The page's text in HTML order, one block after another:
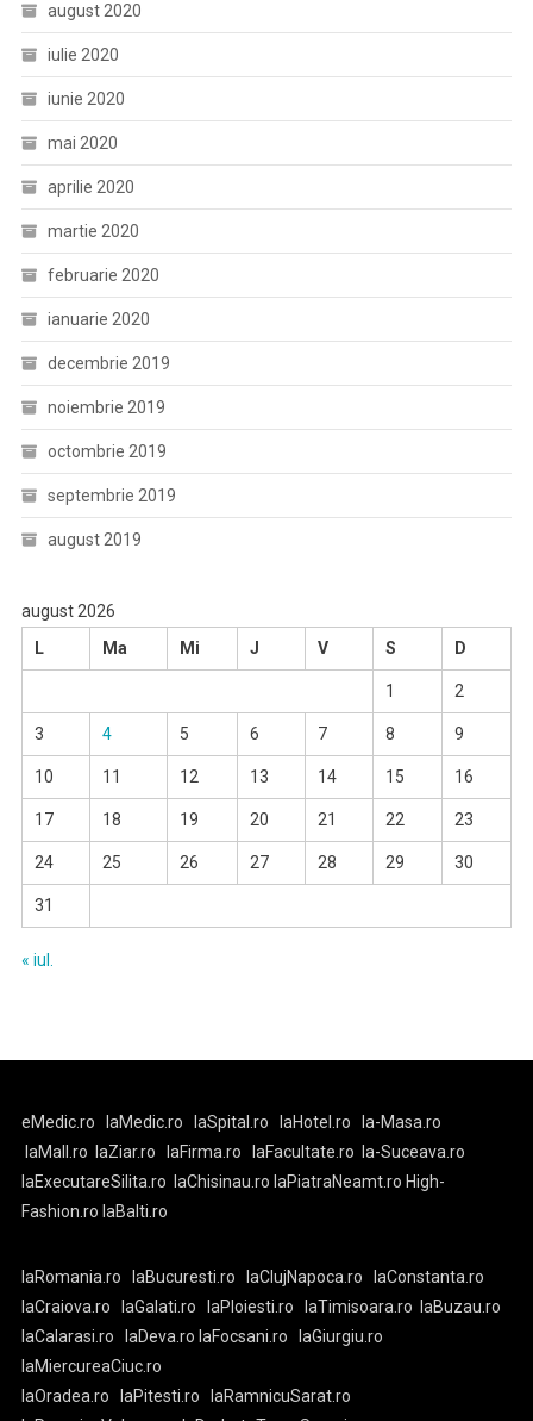
august 2020
iulie 2020
iunie 2020
mai 2020
aprilie 2020
martie 2020
februarie 2020
ianuarie 2020
decembrie 2019
noiembrie 2019
octombrie 2019
septembrie 2019
august 2019
august 2026
L
Ma Mi J V S D
1 2
3 4 5 6 7 8 9
10 11 12 13 14 15 16
17 18 19 20 21 22 23
24 25 26 27 28 29 30
31
« iul.
eMedic.ro laMedic.ro laSpital.ro laHotel.ro
la-Masa.ro
laMall.ro
laZiar.ro laFirma.ro laFacultate.ro
la-Suceava.ro
laExecutareSilita.ro
laChisinau.ro laPiatraNeamt.ro High-
Fashion.ro laBalti.ro
laRomania.ro laBucuresti.ro laClujNapoca.ro
laConstanta.ro
laCraiova.ro
laGalati.ro laPloiesti.ro laTimisoara.ro
laBuzau.ro
laCalarasi.ro
laDeva.ro laFocsani.ro
laGiurgiu.ro
laMiercureaCiuc.ro
laOradea.ro
laPitesti.ro
laRamnicuSarat.ro